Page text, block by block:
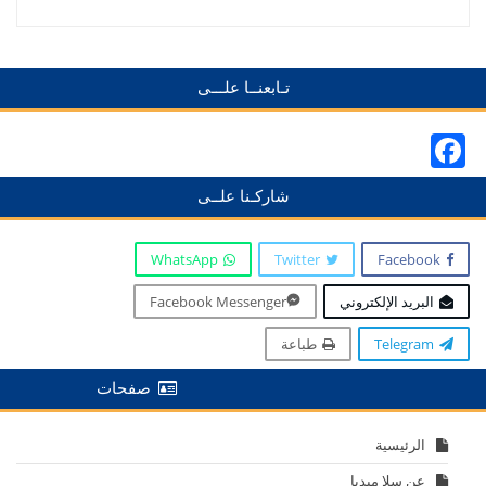
تـابعنــا علـــى
شاركـنا علــى
Facebook
Twitter
WhatsApp
البريد الإلكتروني Facebook Messenger
Telegram طباعة
صفحات
الرئيسية
عن سلا ميديا